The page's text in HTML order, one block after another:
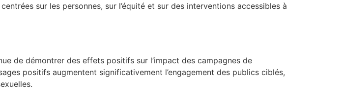
sur les personnes, sur l’équité et sur des interventions accessibles à
de démontrer des effets positifs sur l’impact des campagnes de
positifs augmentent significativement l’engagement des publics ciblés,